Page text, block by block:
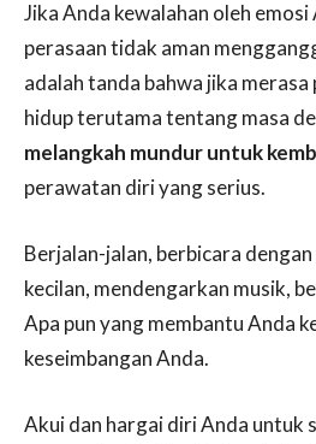
Jika Anda kewalahan oleh emosi
perasaan tidak aman
adalah tanda bahwa jika merasa
hidup terutama tentang masa
melangkah mundur untuk
perawatan diri yang serius.
Berjalan-jalan, berbicara
kecilan, mendengarkan musik,
Apa pun yang membantu Anda
keseimbangan Anda.
Akui dan hargai diri Anda untuk